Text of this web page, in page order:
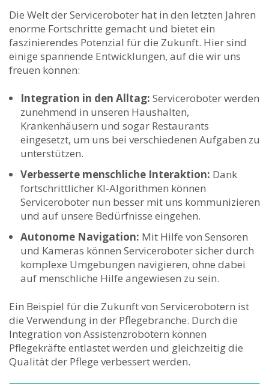
Die Welt der Serviceroboter hat ⁤in den letzten Jahren
enorme Fortschritte gemacht und bietet ein
faszinierendes Potenzial‌ für die Zukunft. Hier sind
einige spannende Entwicklungen, auf die wir uns
freuen können:
Integration in den Alltag: Serviceroboter werden
zunehmend in unseren Haushalten,
Krankenhäusern und sogar‍ Restaurants​
eingesetzt, um uns⁤ bei verschiedenen Aufgaben zu
unterstützen.
Verbesserte menschliche Interaktion: Dank
fortschrittlicher KI-Algorithmen können
Serviceroboter nun besser mit uns kommunizieren
und⁣ auf⁣ unsere Bedürfnisse⁣ eingehen.
Autonome⁣ Navigation: Mit Hilfe ‍von Sensoren
und Kameras können ‌Serviceroboter sicher durch
komplexe Umgebungen navigieren, ohne dabei
auf menschliche Hilfe angewiesen zu sein.
Ein ⁢Beispiel für die Zukunft von Servicerobotern ‍ist
die Verwendung in der Pflegebranche. Durch die
Integration von Assistenzrobotern können
Pflegekräfte entlastet werden und gleichzeitig ‍die
⁤Qualität der Pflege verbessert werden.